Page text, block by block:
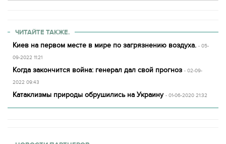
ЧИТАЙТЕ ТАКЖЕ.
Киев на первом месте в мире по загрязнению воздуха. - 05-
09-2022 11:21
Когда закончится война: генерал дал свой прогноз - 02-09-
2022 09:43
Катаклизмы природы обрушились на Украину - 01-06-2020 21:32